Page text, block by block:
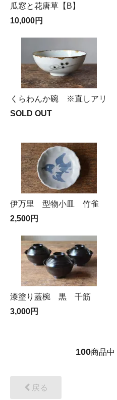
瓜窓と花唐草【B】
10,000円
くらわんか碗 ※直しアリ
SOLD OUT
伊万里 型物小皿 竹雀
2,500円
漆塗り蓋椀 黒 千筋
3,000円
100商品中
戻る